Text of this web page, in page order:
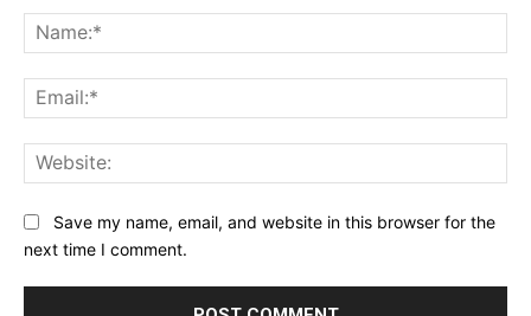
Save my name, email, and website in this browser for the
next time I comment.